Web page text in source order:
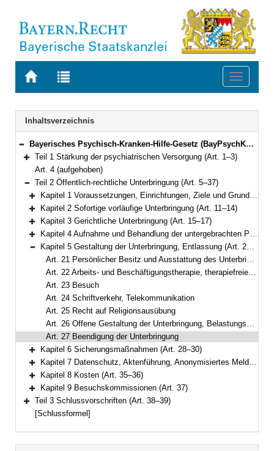
Zur
BAYERN.RECHT
Zur
letzten
Suche
Toggle
Navigation
Inhaltsverzeichnis
Bereich reduzieren
Bayerisches Psychisch-Kranken-Hilfe-Gesetz (BayPsychKHG) Vom 24. Juli 2018 (GVBl. S. 583) BayRS 2128-2-A/G (Art. 1–39)
Bereich erweitern
Teil 1 Stärkung der psychiatrischen Versorgung (Art. 1–3)
Art. 4 (aufgehoben)
Bereich reduzieren
Teil 2 Öffentlich-rechtliche Unterbringung (Art. 5–37)
Bereich erweitern
Kapitel 1 Voraussetzungen, Einrichtungen, Ziele und Grundsätze (Art. 5–10)
Bereich erweitern
Kapitel 2 Sofortige vorläufige Unterbringung (Art. 11–14)
Bereich erweitern
Kapitel 3 Gerichtliche Unterbringung (Art. 15–17)
Bereich erweitern
Kapitel 4 Aufnahme und Behandlung der untergebrachten Person (Art. 18–20)
Bereich reduzieren
Kapitel 5 Gestaltung der Unterbringung, Entlassung (Art. 21–27)
Art. 21 Persönlicher Besitz und Ausstattung des Unterbringungsraums
Art. 22 Arbeits- und Beschäftigungstherapie, therapiefreie Zeit
Art. 23 Besuch
Art. 24 Schriftverkehr, Telekommunikation
Art. 25 Recht auf Religionsausübung
Art. 26 Offene Gestaltung der Unterbringung, Belastungserprobung
Art. 27 Beendigung der Unterbringung
Bereich erweitern
Kapitel 6 Sicherungsmaßnahmen (Art. 28–30)
Bereich erweitern
Kapitel 7 Datenschutz, Aktenführung, Anonymisiertes Melderegister, örtliche Zuständigkeit der Kreisverwaltungsbehörde (Art. 31–34)
Bereich erweitern
Kapitel 8 Kosten (Art. 35–36)
Bereich erweitern
Kapitel 9 Besuchskommissionen (Art. 37)
Bereich erweitern
Teil 3 Schlussvorschriften (Art. 38–39)
[Schlussformel]